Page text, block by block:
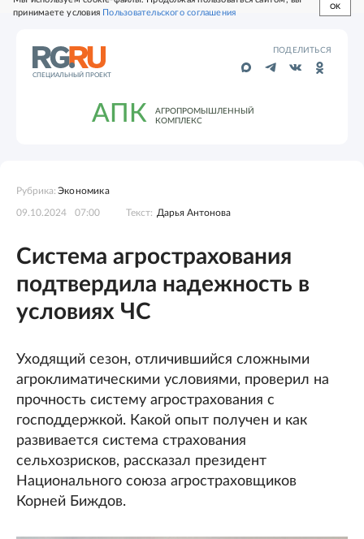
принимаете условия Пользовательского соглашения
OK
СПЕЦИАЛЬНЫЙ ПРОЕКТ
АПК
АГРОПРОМЫШЛЕННЫЙ
КОМПЛЕКС
ПОДЕЛИТЬСЯ
Рубрика: Экономика
09.10.2024 07:00 Текст: Дарья Антонова
Система агрострахования
подтвердила надежность в
условиях ЧС
Уходящий сезон, отличившийся сложными
агроклиматическими условиями, проверил на
прочность систему агрострахования с
господдержкой. Какой опыт получен и как
развивается система страхования
сельхозрисков, рассказал президент
Национального союза агростраховщиков
Корней Биждов.